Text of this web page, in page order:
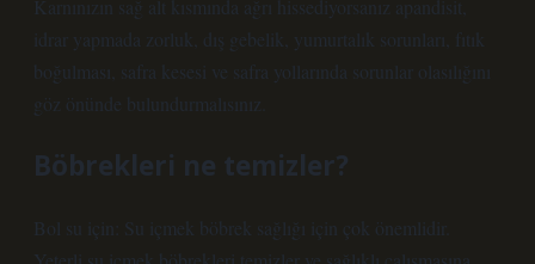
Karnınızın sağ alt kısmında ağrı hissediyorsanız apandisit,
idrar yapmada zorluk, dış gebelik, yumurtalık sorunları, fıtık
boğulması, safra kesesi ve safra yollarında sorunlar olasılığını
göz önünde bulundurmalısınız.
Böbrekleri ne temizler?
Bol su için: Su içmek böbrek sağlığı için çok önemlidir.